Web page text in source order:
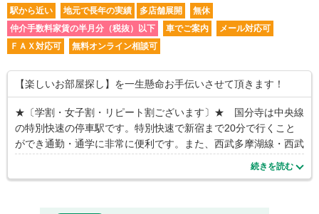
駅から近い 地元で長年の実績 多店舗展開
無休
仲介手数料家賃の半月分（税抜）以下
車でご案内
メール対応可
ＦＡＸ対応可
無料オンライン相談可
【楽しいお部屋探し】を一生懸命お手伝いさせて頂きます！
★〔学割・女子割・リピート割ございます〕★ 国分寺は中央線
の特別快速の停車駅です。特別快速で新宿まで20分で行くこと
ができ通勤・通学に非常に便利です。また、西武多摩湖線・西武
国分寺線の始発駅であり、西武線へのアクセスも可能です。緑も
続きを読む